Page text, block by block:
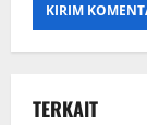
TERKAIT